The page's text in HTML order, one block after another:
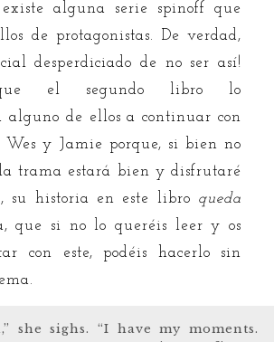
alguna serie spinoff que
de protagonistas. De verdad,
desperdiciado de no ser así!
el segundo libro lo
alguno de ellos a continuar con
y Jamie porque, si bien no
trama estará bien y disfrutaré
su historia en este libro queda
que si no lo queréis leer y os
con este, podéis hacerlo sin
she sighs. “I have my moments.